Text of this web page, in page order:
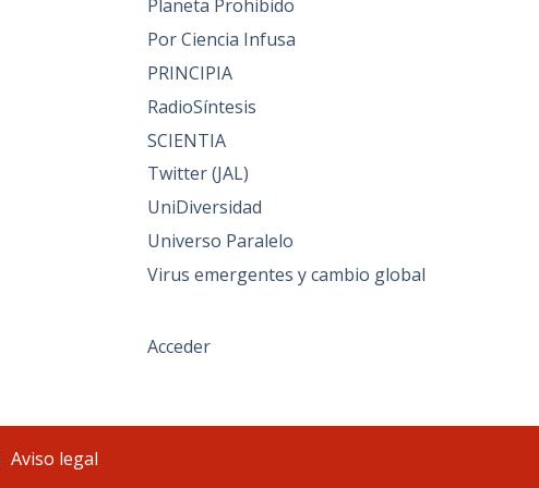
Planeta Prohibido
Por Ciencia Infusa
PRINCIPIA
RadioSíntesis
SCIENTIA
Twitter (JAL)
UniDiversidad
Universo Paralelo
Virus emergentes y cambio global
Acceder
Aviso legal